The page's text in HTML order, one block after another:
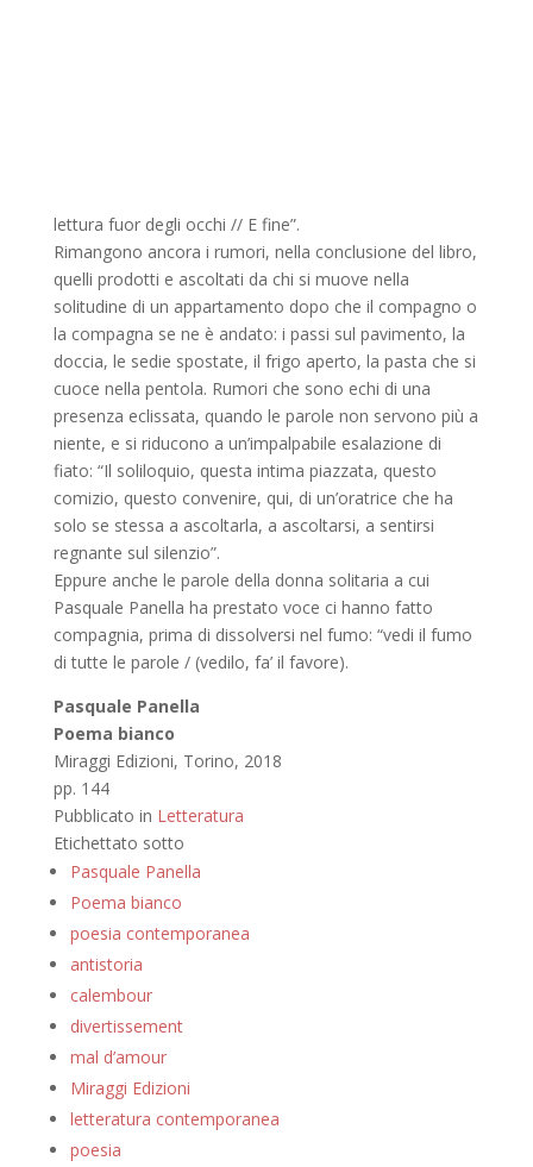
lettura fuor degli occhi // E fine”.
Rimangono ancora i rumori, nella conclusione del libro,
quelli prodotti e ascoltati da chi si muove nella
solitudine di un appartamento dopo che il compagno o
la compagna se ne è andato: i passi sul pavimento, la
doccia, le sedie spostate, il frigo aperto, la pasta che si
cuoce nella pentola. Rumori che sono echi di una
presenza eclissata, quando le parole non servono più a
niente, e si riducono a un’impalpabile esalazione di
fiato: “Il soliloquio, questa intima piazzata, questo
comizio, questo convenire, qui, di un’oratrice che ha
solo se stessa a ascoltarla, a ascoltarsi, a sentirsi
regnante sul silenzio”.
Eppure anche le parole della donna solitaria a cui
Pasquale Panella ha prestato voce ci hanno fatto
compagnia, prima di dissolversi nel fumo: “vedi il fumo
di tutte le parole / (vedilo, fa’ il favore).
Pasquale Panella
Poema bianco
Miraggi Edizioni, Torino, 2018
pp. 144
Pubblicato in Letteratura
Etichettato sotto
Pasquale Panella
Poema bianco
poesia contemporanea
antistoria
calembour
divertissement
mal d’amour
Miraggi Edizioni
letteratura contemporanea
poesia